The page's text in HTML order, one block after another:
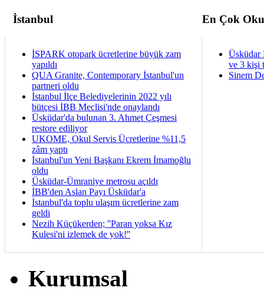
İstanbul En Çok
İSPARK otopark ücretlerine büyük zam
yapıldı
QUA Granite, Contemporary İstanbul'un
partneri oldu
İstanbul İlçe Belediyelerinin 2022 yılı
bütçesi İBB Meclisi'nde onaylandı
Üsküdar'da bulunan 3. Ahmet Çeşmesi
restore ediliyor
UKOME, Okul Servis Ücretlerine %11,5
zâm yaptı
İstanbul'un Yeni Başkanı Ekrem İmamoğlu
oldu
Üsküdar-Ümraniye metrosu açıldı
İBB'den Aslan Payı Üsküdar'a
İstanbul'da toplu ulaşım ücretlerine zam
geldi
Nezih Küçükerden; ''Paran yoksa Kız
Kulesi'ni izlemek de yok!''
Üsküdar
ve 3 kişi
Sinem
Kurumsal